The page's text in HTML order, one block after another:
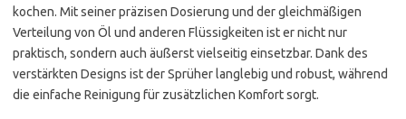
kochen. Mit seiner präzisen Dosierung und der gleichmäßigen
Verteilung von Öl und anderen Flüssigkeiten ist er nicht nur
praktisch, sondern auch äußerst vielseitig einsetzbar. Dank des
verstärkten Designs ist der Sprüher langlebig und robust, während
die einfache Reinigung für zusätzlichen Komfort sorgt.